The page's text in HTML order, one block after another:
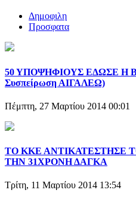
Δημοφιλη
Προσφατα
50 ΥΠΟΨΗΦΙΟΥΣ ΕΔΩΣΕ Η
Συσπείρωση ΑΙΓΑΛΕΩ)
Πέμπτη, 27 Μαρτίου 2014 00:01
ΤΟ ΚΚΕ ΑΝΤΙΚΑΤΕΣΤΗΣΕ
ΤΗΝ 31ΧΡΟΝΗ ΔΑΓΚΑ
Τρίτη, 11 Μαρτίου 2014 13:54